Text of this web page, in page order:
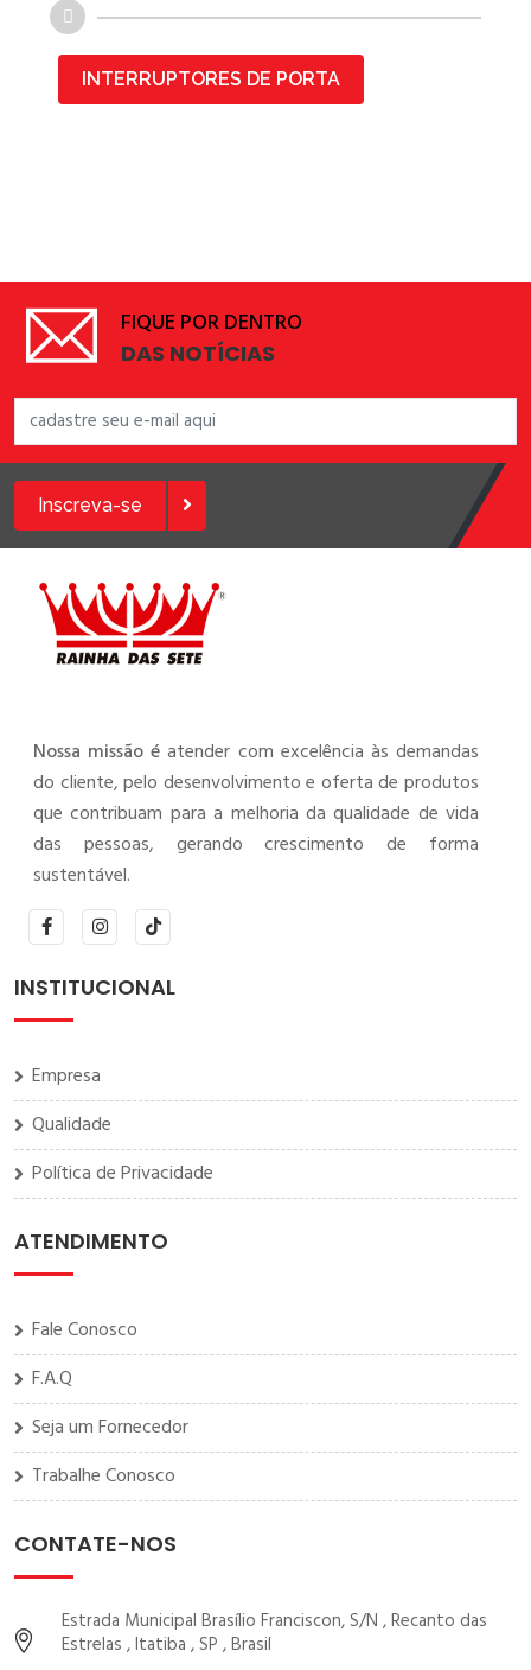
INTERRUPTORES DE PORTA
FIQUE POR DENTRO
DAS NOTÍCIAS
Inscreva-se
Nossa missão é atender com excelência às demandas
do cliente, pelo desenvolvimento e oferta de produtos
que contribuam para a melhoria da qualidade de vida
das pessoas, gerando crescimento de forma
sustentável.
INSTITUCIONAL
Empresa
Qualidade
Política de Privacidade
ATENDIMENTO
Fale Conosco
F.A.Q
Seja um Fornecedor
Trabalhe Conosco
CONTATE-NOS
Estrada Municipal Brasílio Franciscon, S/N , Recanto das
Estrelas , Itatiba , SP , Brasil